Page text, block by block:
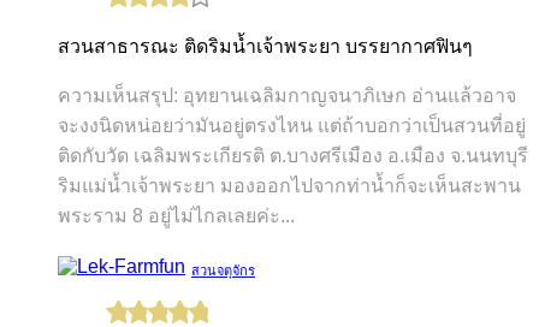
สวนสาธารณะ ติดริมน้ำเจ้าพระยา บรรยากาศฟินๆ
ความเห็นสรุป: อุทยานเฉลิมกาญจนาภิเษก อ่านแล้วอาจ
จะงงนิดหน่อยว่ามันอยู่ตรงไหน แต่ถ้าบอกว่าเป็นสวนที่อยู่
ติดกับวัด เฉลิมพระเกียรติ ต.บางศรีเมือง อ.เมือง จ.นนทบุรี
ริมแม่น้ำเจ้าพระยา มองออกไปจากท่าน้ำก็จะเห็นสะพาน
พระราม 8 อยู่ไม่ไกลเลยค่ะ...
สวนจตุจักร